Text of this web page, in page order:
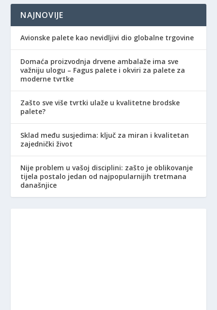
NAJNOVIJE
Avionske palete kao nevidljivi dio globalne trgovine
Domaća proizvodnja drvene ambalaže ima sve
važniju ulogu – Fagus palete i okviri za palete za
moderne tvrtke
Zašto sve više tvrtki ulaže u kvalitetne brodske
palete?
Sklad među susjedima: ključ za miran i kvalitetan
zajednički život
Nije problem u vašoj disciplini: zašto je oblikovanje
tijela postalo jedan od najpopularnijih tretmana
današnjice